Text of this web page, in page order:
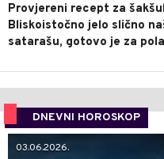
Provjereni recept za
Bliskoistočno jelo slično
satarašu, gotovo je za
DNEVNI HOROSKOP
03.06.2026.